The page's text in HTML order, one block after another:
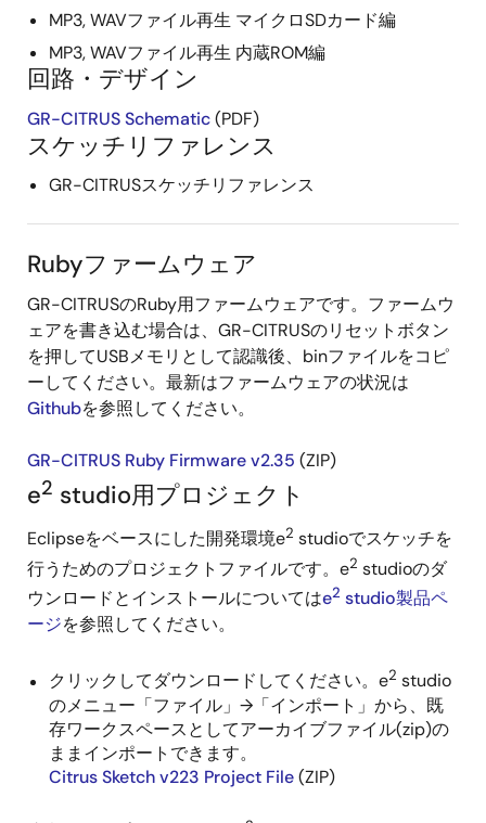
MP3, WAVファイル再生 マイクロSDカード編
MP3, WAVファイル再生 内蔵ROM編
回路・デザイン
GR-CITRUS Schematic(PDF)
スケッチリファレンス
GR-CITRUSスケッチリファレンス
Rubyファームウェア
GR-CITRUSのRuby用ファームウェアです。ファームウ
ェアを書き込む場合は、GR-CITRUSのリセットボタン
を押してUSBメモリとして認識後、binファイルをコピ
ーしてください。最新はファームウェアの状況は
Githubを参照してください。
GR-CITRUS Ruby Firmware v2.35 (ZIP)
e2 studio用プロジェクト
Eclipseをベースにした開発環境e2 studioでスケッチを
行うためのプロジェクトファイルです。e2 studioのダ
ウンロードとインストールについてはe2 studio製品ペ
ージを参照してください。
クリックしてダウンロードしてください。e2 studio
のメニュー「ファイル」→「インポート」から、既
存ワークスペースとしてアーカイブファイル(zip)の
ままインポートできます。
Citrus Sketch v223 Project File(ZIP)